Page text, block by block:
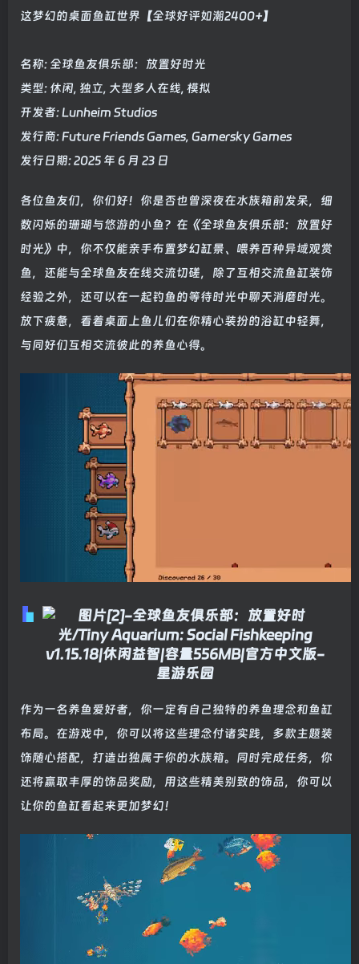
这梦幻的桌面鱼缸世界【全球好评如潮2400+】
名称: 全球鱼友俱乐部：放置好时光
类型: 休闲, 独立, 大型多人在线, 模拟
开发者: Lunheim Studios
发行商: Future Friends Games, Gamersky Games
发行日期: 2025 年 6 月 23 日
各位鱼友们，你们好！你是否也曾深夜在水族箱前发呆，细
数闪烁的珊瑚与悠游的小鱼？在《全球鱼友俱乐部：放置好
时光》中，你不仅能亲手布置梦幻缸景、喂养百种异域观赏
鱼，还能与全球鱼友在线交流切磋，除了互相交流鱼缸装饰
经验之外，还可以在一起钓鱼的等待时光中聊天消磨时光。
放下疲惫，看着桌面上鱼儿们在你精心装扮的浴缸中轻舞，
与同好们互相交流彼此的养鱼心得。
作为一名养鱼爱好者，你一定有自己独特的养鱼理念和鱼缸
布局。在游戏中，你可以将这些理念付诸实践，多款主题装
饰随心搭配，打造出独属于你的水族箱。同时完成任务，你
还将赢取丰厚的饰品奖励，用这些精美别致的饰品，你可以
让你的鱼缸看起来更加梦幻！